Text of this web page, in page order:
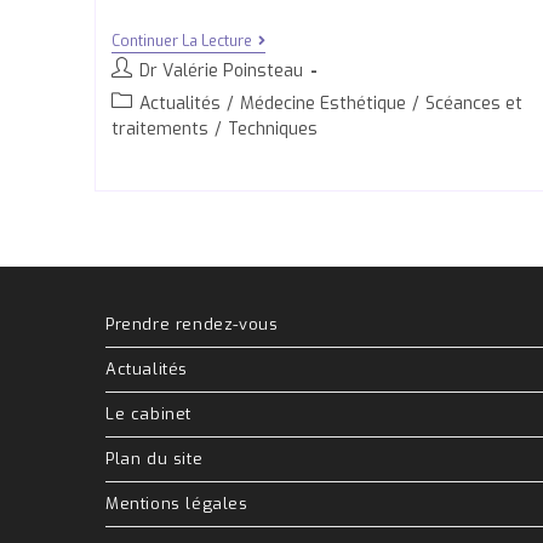
Continuer La Lecture
Dr Valérie Poinsteau
Actualités / Médecine Esthétique / Scéances et
traitements / Techniques
Prendre rendez-vous
Actualités
Le cabinet
Plan du site
Mentions légales